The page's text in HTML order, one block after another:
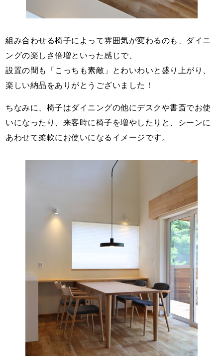
組み合わせる椅子によって雰囲気が変わるのも、ダイニ
ングの楽しさ倍増といった感じで、
設置の間も「こっちも素敵」とわいわいと盛り上がり、
楽しい納品をありがとうございました！
ちなみに、椅子はダイニングの他にデスクや書斎でお使
いになったり、来客時に椅子を増やしたりと、シーンに
あわせて柔軟にお使いになるイメージです。